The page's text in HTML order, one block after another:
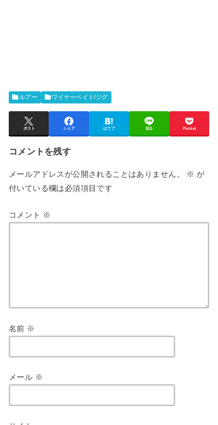
ルアー ワイヤーベイト/ジグ
ポスト シェア はてブ 送る Pocket
コメントを残す
メールアドレスが公開されることはありません。 ※ が
付いている欄は必須項目です
コメント ※
名前 ※
メール ※